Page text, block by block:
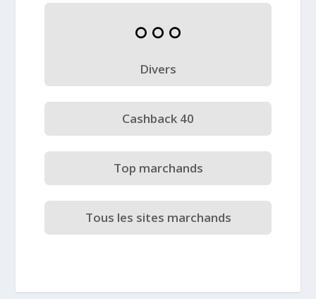
Divers
Cashback 40
Top marchands
Tous les sites marchands